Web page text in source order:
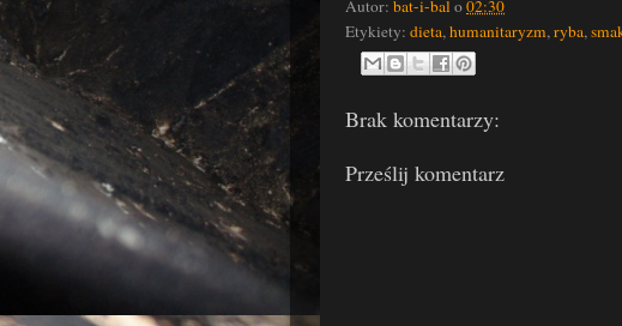
Autor: bat-i-bal o02:30
Etykiety: dieta, humanitaryzm, ryba,
Brak komentarzy:
Prześlij komentarz